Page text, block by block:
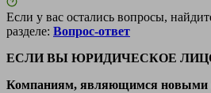
Если у вас остались вопросы,
разделе: Вопрос-ответ
ЕСЛИ ВЫ ЮРИДИЧЕСКОЕ
Компаниям, являющимся новыми